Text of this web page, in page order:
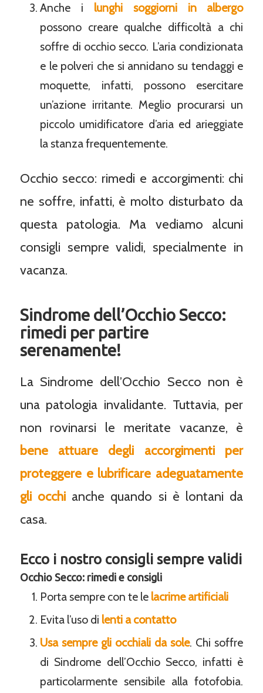
Anche i lunghi soggiorni in albergo
possono creare qualche difficoltà a chi
soffre di occhio secco. L’aria condizionata
e le polveri che si annidano su tendaggi e
moquette, infatti, possono esercitare
un’azione irritante. Meglio procurarsi un
piccolo umidificatore d’aria ed arieggiate
la stanza frequentemente.
Occhio secco: rimedi e accorgimenti: chi
ne soffre, infatti, è molto disturbato da
questa patologia. Ma vediamo alcuni
consigli sempre validi, specialmente in
vacanza.
Sindrome dell’Occhio Secco:
rimedi per partire
serenamente!
La Sindrome dell’Occhio Secco non è
una patologia invalidante. Tuttavia, per
non rovinarsi le meritate vacanze, è
bene attuare degli accorgimenti per
proteggere e lubrificare adeguatamente
gli occhianche quando si è lontani da
casa.
Ecco i nostro consigli sempre validi
Occhio Secco: rimedi e consigli
Porta sempre con te le lacrime artificiali
Evita l’uso di lenti a contatto
Usa sempre gli occhiali da sole. Chi soffre
di Sindrome dell’Occhio Secco, infatti è
particolarmente sensibile alla fotofobia.